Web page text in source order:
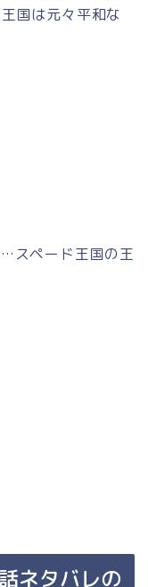
国は元々平和な
スペード王国の王
ネタバレの